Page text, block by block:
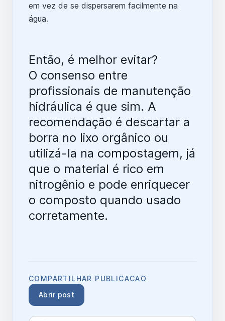
em vez de se dispersarem facilmente na
água.
Então, é melhor evitar?
O consenso entre
profissionais de manutenção
hidráulica é que sim. A
recomendação é descartar a
borra no lixo orgânico ou
utilizá-la na compostagem, já
que o material é rico em
nitrogênio e pode enriquecer
o composto quando usado
corretamente.
COMPARTILHAR PUBLICACAO
Abrir post